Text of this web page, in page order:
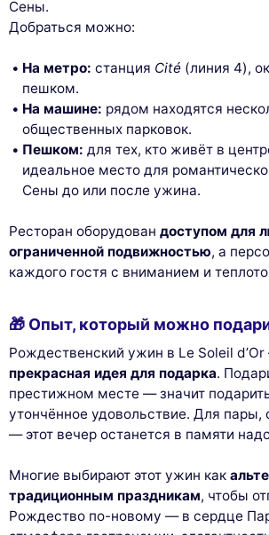
Сены.
Добраться можно:
На метро: станция Cité (линия 4),
пешком.
На машине: рядом находятся
общественных парковок.
Пешком: для тех, кто живёт в
идеальное место для
Сены до или после ужина.
Ресторан оборудован доступом для
ограниченной подвижностью, а
каждого гостя с вниманием и
🎁 Опыт, который можно
Рождественский ужин в Le Soleil
прекрасная идея для подарка.
престижном месте — значит
утончённое удовольствие. Для пары,
— этот вечер останется в памяти
Многие выбирают этот ужин как
традиционным праздникам, чтобы
Рождество по-новому — в сердце